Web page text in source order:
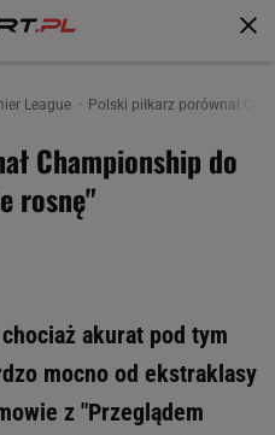
League Polski piłkarz porównał
Championship do
rosnę"
akurat pod tym
mocno od ekstraklasy
z "Przeglądem